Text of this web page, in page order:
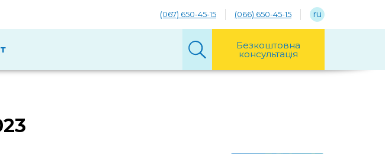
(067) 650-45-15 (066) 650-45-15 ru
Безкоштовна
консультація